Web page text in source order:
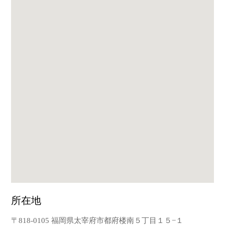
所在地
〒818-0105 福岡県太宰府市都府楼南５丁目１５−１